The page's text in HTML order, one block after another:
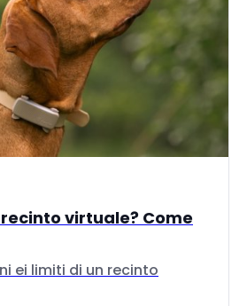
recinto virtuale? Come
ei limiti di un recinto